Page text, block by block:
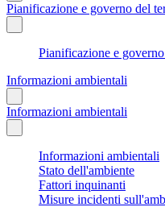
Pianificazione e governo del
Pianificazione e
Informazioni ambientali
Informazioni ambientali
Informazioni ambientali
Stato dell'ambiente
Fattori inquinanti
Misure incidenti